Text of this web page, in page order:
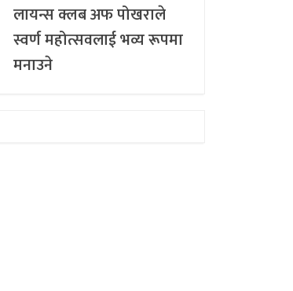
लायन्स क्लब अफ पोखराले
स्वर्ण महोत्सवलाई भव्य रूपमा
मनाउने